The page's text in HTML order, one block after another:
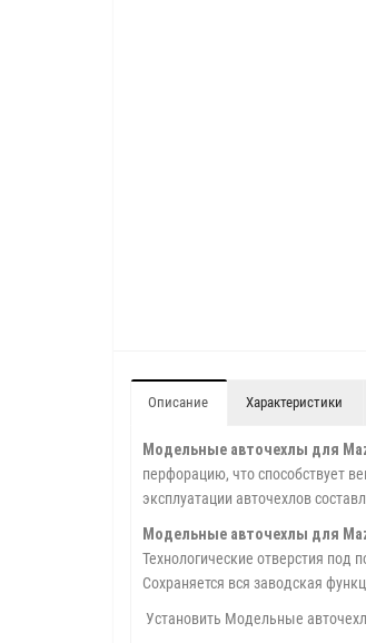
Описание Характеристики
Модельные авточехлы для
перфорацию, что способствует
эксплуатации авточехлов
Модельные авточехлы для
Технологические отверстия под
Сохраняется вся заводская
Установить Модельные